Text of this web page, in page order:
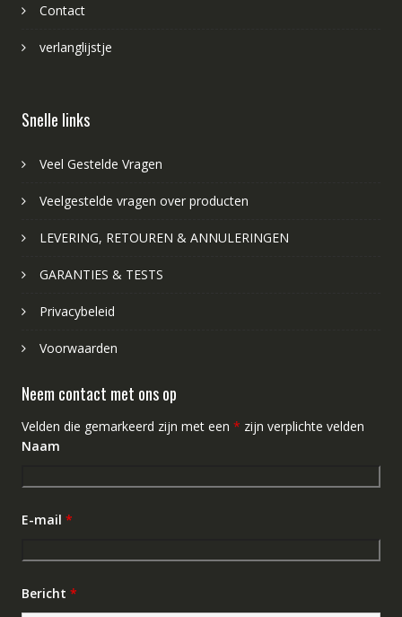
Contact
verlanglijstje
Snelle links
Veel Gestelde Vragen
Veelgestelde vragen over producten
LEVERING, RETOUREN & ANNULERINGEN
GARANTIES & TESTS
Privacybeleid
Voorwaarden
Neem contact met ons op
Velden die gemarkeerd zijn met een * zijn verplichte velden
Naam
E-mail *
Bericht *